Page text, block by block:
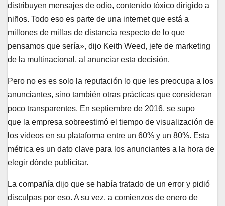
distribuyen mensajes de odio, contenido tóxico dirigido a
niños. Todo eso es parte de una internet que está a
millones de millas de distancia respecto de lo que
pensamos que sería», dijo Keith Weed, jefe de marketing
de la multinacional, al anunciar esta decisión.
Pero no es es solo la reputación lo que les preocupa a los
anunciantes, sino también otras prácticas que consideran
poco transparentes. En septiembre de 2016, se supo
que la empresa sobreestimó el tiempo de visualización de
los videos en su plataforma entre un 60% y un 80%. Esta
métrica es un dato clave para los anunciantes a la hora de
elegir dónde publicitar.
La compañía dijo que se había tratado de un error y pidió
disculpas por eso. A su vez, a comienzos de enero de